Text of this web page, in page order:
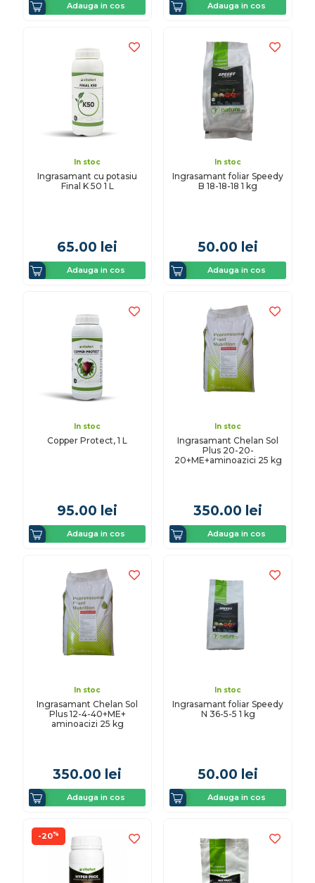
Adauga in cos Adauga in cos
In stoc
Ingrasamant cu potasiu
Final K 50 1 L
65.00 lei
Adauga in cos
In stoc
Ingrasamant foliar Speedy
B 18-18-18 1 kg
50.00 lei
Adauga in cos
In stoc
Copper Protect, 1 L
95.00 lei
Adauga in cos
In stoc
Ingrasamant Chelan Sol
Plus 20-20-
20+ME+aminoazici 25 kg
350.00 lei
Adauga in cos
In stoc
Ingrasamant Chelan Sol
Plus 12-4-40+ME+
aminoacizi 25 kg
350.00 lei
Adauga in cos
In stoc
Ingrasamant foliar Speedy
N 36-5-5 1 kg
50.00 lei
Adauga in cos
-20%